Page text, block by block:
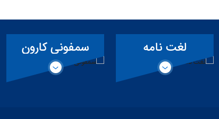
لغت نامه
تخصصی سد
سمفونی کارون